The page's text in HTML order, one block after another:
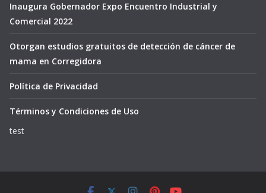
Inaugura Gobernador Expo Encuentro Industrial y
Comercial 2022
Otorgan estudios gratuitos de detección de cáncer de
mama en Corregidora
Política de Privacidad
Términos y Condiciones de Uso
test